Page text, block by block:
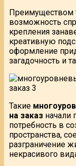
Преимуществом
возможность
крепления
креативную
оформление
загадочность и
Такие
на заказ начали
потребность в
пространства,
разграничение
некрасивого